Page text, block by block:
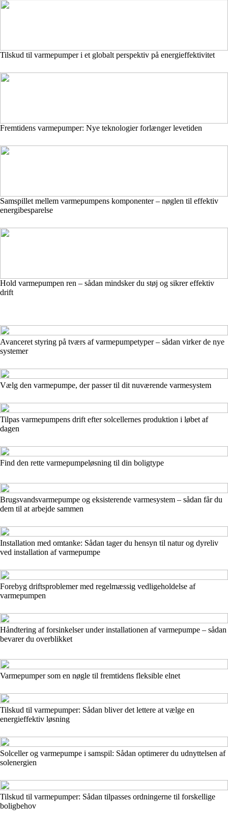
Tilskud til varmepumper i et globalt perspektiv på energieffektivitet
Fremtidens varmepumper: Nye teknologier forlænger levetiden
Samspillet mellem varmepumpens komponenter – nøglen til effektiv
energibesparelse
Hold varmepumpen ren – sådan mindsker du støj og sikrer effektiv
drift
Avanceret styring på tværs af varmepumpetyper – sådan virker de nye
systemer
Vælg den varmepumpe, der passer til dit nuværende varmesystem
Tilpas varmepumpens drift efter solcellernes produktion i løbet af
dagen
Find den rette varmepumpeløsning til din boligtype
Brugsvandsvarmepumpe og eksisterende varmesystem – sådan får du
dem til at arbejde sammen
Installation med omtanke: Sådan tager du hensyn til natur og dyreliv
ved installation af varmepumpe
Forebyg driftsproblemer med regelmæssig vedligeholdelse af
varmepumpen
Håndtering af forsinkelser under installationen af varmepumpe – sådan
bevarer du overblikket
Varmepumper som en nøgle til fremtidens fleksible elnet
Tilskud til varmepumper: Sådan bliver det lettere at vælge en
energieffektiv løsning
Solceller og varmepumpe i samspil: Sådan optimerer du udnyttelsen af
solenergien
Tilskud til varmepumper: Sådan tilpasses ordningerne til forskellige
boligbehov